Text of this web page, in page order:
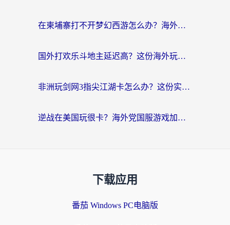
在柬埔寨打不开梦幻西游怎么办？海外玩家国服游戏加速终极指南
国外打欢乐斗地主延迟高？这份海外玩家国服游戏加速指南帮你解决卡顿烦恼
非洲玩剑网3指尖江湖卡怎么办？这份实测有效的国服游戏加速指南请收好
逆战在美国玩很卡？海外党国服游戏加速终极指南（附DNF宝可梦加速技巧）
下载应用
番茄 Windows PC电脑版